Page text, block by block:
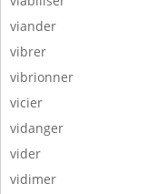
viander
vibrer
vibrionner
vicier
vidanger
vider
vidimer